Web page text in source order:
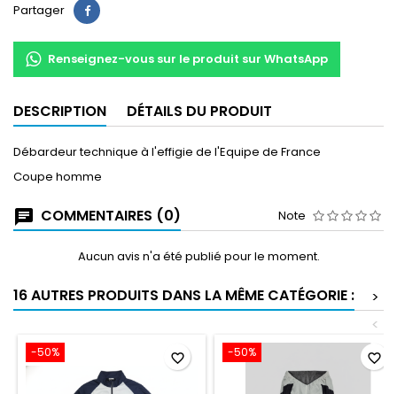
Partager Partager
Renseignez-vous sur le produit sur WhatsApp
DESCRIPTION DÉTAILS DU PRODUIT
Débardeur technique à l'effigie de l'Equipe de France
Coupe homme
COMMENTAIRES (0) Note
Aucun avis n'a été publié pour le moment.
16 AUTRES PRODUITS DANS LA MÊME CATÉGORIE :
>
<
-50% favorite_border -50% favorite_border